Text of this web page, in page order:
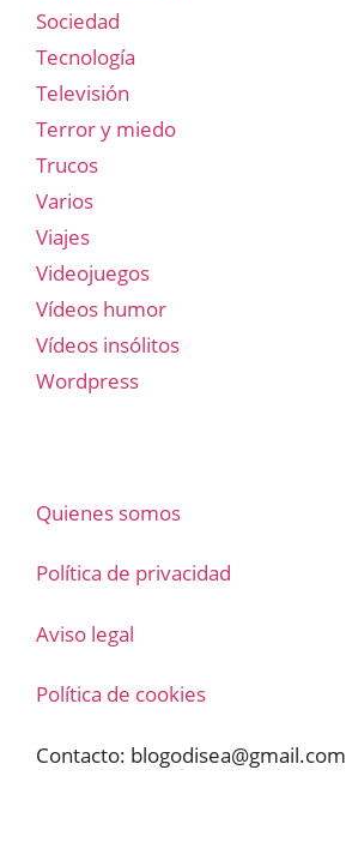
Sociedad
Tecnología
Televisión
Terror y miedo
Trucos
Varios
Viajes
Videojuegos
Vídeos humor
Vídeos insólitos
Wordpress
Quienes somos
Política de privacidad
Aviso legal
Política de cookies
Contacto: blogodisea@gmail.com